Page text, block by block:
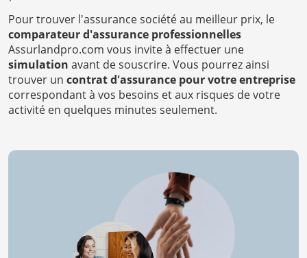
Pour trouver l'assurance société au meilleur prix, le
comparateur d'assurance professionnelles
Assurlandpro.com vous invite à effectuer une
simulation avant de souscrire. Vous pourrez ainsi
trouver un contrat d'assurance pour votre entreprise
correspondant à vos besoins et aux risques de votre
activité en quelques minutes seulement.